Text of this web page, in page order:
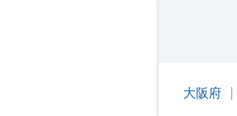
大阪府